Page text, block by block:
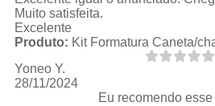
Muito satisfeita.
Excelente
Produto: Kit Formatura Caneta/
Yoneo Y.
28/11/2024
Eu recomendo